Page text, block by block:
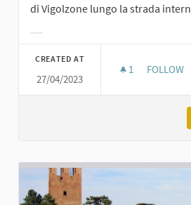
di Vigolzone lungo la strada
CREATED AT
27/04/2023
1 1 FOLLOWER
FOLLOW